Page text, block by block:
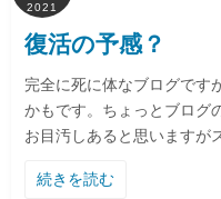
2021
復活の予感？
完全に死に体なブログです
かもです。ちょっとブログ
お目汚しあると思います
続きを読む